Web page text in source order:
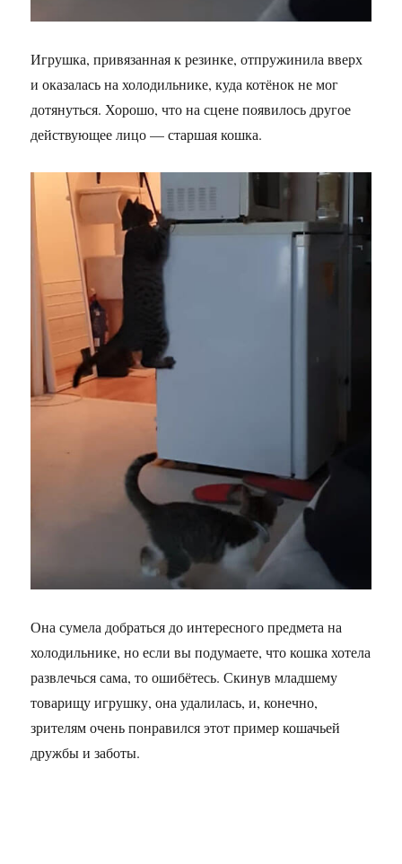
Игрушка, привязанная к резинке, отпружинила вверх
и оказалась на холодильнике, куда котёнок не мог
дотянуться. Хорошо, что на сцене появилось другое
действующее лицо — старшая кошка.
Она сумела добраться до интересного предмета на
холодильнике, но если вы подумаете, что кошка хотела
развлечься сама, то ошибётесь. Скинув младшему
товарищу игрушку, она удалилась, и, конечно,
зрителям очень понравился этот пример кошачьей
дружбы и заботы.